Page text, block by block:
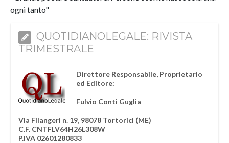
ogni tanto"
QUOTIDIANOLEGALE: RIVISTA
TRIMESTRALE
Direttore Responsabile, Proprietario
ed Editore:
Fulvio Conti Guglia
Via Filangeri n. 19, 98078 Tortorici (ME)
C.F. CNTFLV64H26L308W
P.IVA 02601280833